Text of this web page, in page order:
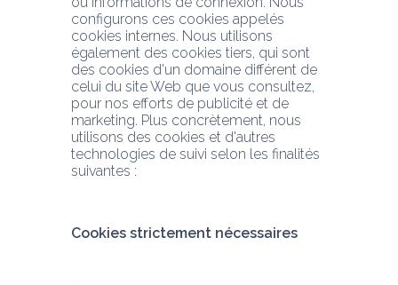
configurons ces cookies appelés
cookies internes. Nous utilisons
également des cookies tiers, qui sont
des cookies d'un domaine différent de
celui du site Web que vous consultez,
pour nos efforts de publicité et de
marketing. Plus concrètement, nous
utilisons des cookies et d'autres
technologies de suivi selon les finalités
suivantes :
Cookies strictement nécessaires